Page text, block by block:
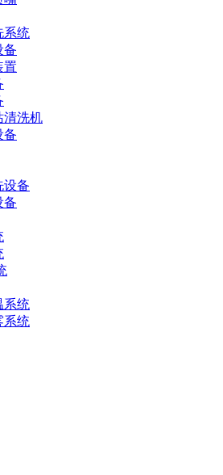
系统
备
置
清洗机
备
设备
备
系统
系统
质合金也问世了。1969年瑞典研制成
具的基体是钨钛钴硬质合金或钨钴硬
的厚度不过几微米，但是与同牌号的
延长了3倍，切削速度提高25%～
钴类硬质合金：主要成分是碳化钨
）。其牌号为（YG）和平均含钴量
主要成分是碳化钨、碳化钛（TiC）
碳化钛平均含量组成。
合金：主要成分是碳化钨、碳化钛、
。这类硬质合金又称通用硬质合金或
（YW）加顺序号组成。
：将各种难熔金属的碳化物和粘结金
过配料计算、球磨、干燥等工序过程
组分均匀分布、粒度一定的粒状混合
程是：配料计算→配料→湿磨→喷雾干
：将粉末压实成具有所需形状坯块的
有一定的强度和规定的尺寸。硬质合
压成型、等静压成型三种方法。模压
中所采用的主要成型方法。现代的先
度、高速度和自动化，装备有自动拣